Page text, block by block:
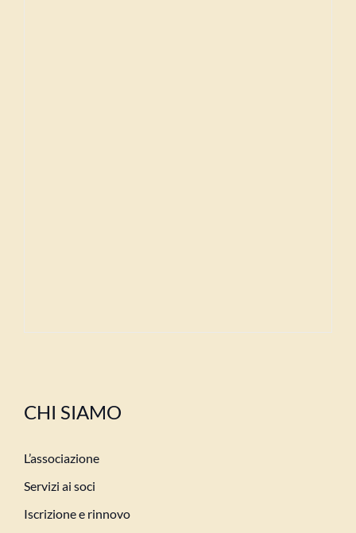
CHI SIAMO
L’associazione
Servizi ai soci
Iscrizione e rinnovo